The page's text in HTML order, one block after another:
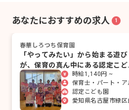
あなたにおすすめの求人 1
春華しろつち保育園
「やってみたい」から始まる遊び
が、保育の真ん中にある認定こど
園です。
時給1,140円 ~
保育士・パート・ア
認定こども園
愛知県名古屋市緑